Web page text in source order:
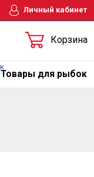
Личный кабинет
Корзина
Товары для рыбок